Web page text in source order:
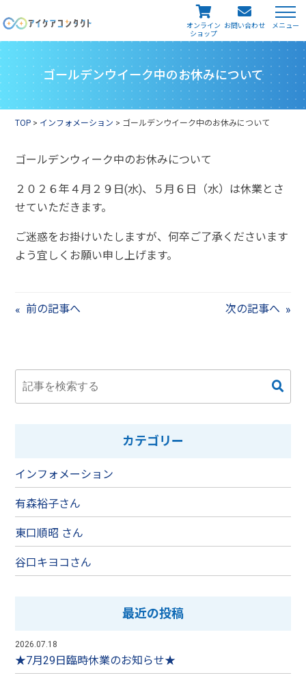
メニュー
オンライン
ショップ
お問い合わせ
ゴールデンウイーク中のお休みについて
TOP > インフォメーション > ゴールデンウイーク中のお休みについて
ゴールデンウィーク中のお休みについて
２０２６年４月２９日(水)、５月６日（水）は休業とさ
せていただきます。
ご迷惑をお掛けいたしますが、何卒ご了承くださいます
よう宜しくお願い申し上げます。
前の記事へ 次の記事へ
カテゴリー
インフォメーション
有森裕子さん
東口順昭 さん
谷口キヨコさん
最近の投稿
2026.07.18
★7月29日臨時休業のお知らせ★